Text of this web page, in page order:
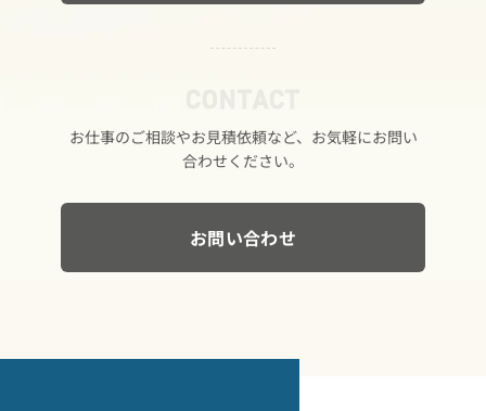
お仕事の​ご相談や​お見積依頼など、​お気軽に​お問い​
合わせください。
お問い合わせ